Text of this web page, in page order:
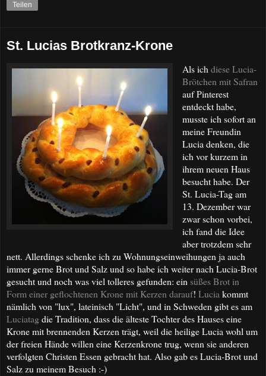
Teilen
St. Lucias Brotkranz-Krone
Als ichdiese Lucia-
Brötchen mit Safran
auf Pinterest
entdeckt habe,
musste ich sofort an
meine Freundin
Lucia denken, die
ich vor kurzem in
ihrem neuen Haus
besucht habe. Der
St. Lucia-Tag am
13. Dezember war
zwar schon vorbei,
ich fand die Idee
aber trotzdem sehr
nett. Allerdings schenke ich zu Wohnungseinweihungen ja auch
immer gerne Brot und Salz und so habe ich weiter nach Lucia-Brot
gesucht und noch was viel tolleres gefunden: ein süßes Brot in
Form einer geflochtenen Krone mit Kerzen darauf! Luciakommt
nämlich von "lux", lateinisch "Licht", und in Schweden gibt es am
Luciatagdie Tradition, dass die älteste Tochter des Hauses eine
Krone mit brennenden Kerzen trägt, weil die heilige Lucia wohl um
der freien Hände willen eine Kerzenkrone trug, wenn sie anderen
verfolgten Christen Essen gebracht hat. Also gab es Lucia-Brot und
Salz zu meinem Besuch :-)